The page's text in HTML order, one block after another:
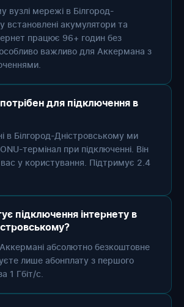
вузлі мережі в Білгород-
встановлені акумулятори та
працює 96+ годин без
важливо для Аккермана з
для підключення в
в Білгород-Дністровському ми
термінал при підключенні. Він
у користування. Підтримує 2.4
підключення інтернету в
абсолютно безкоштовне
лише абонплату з першого
1 Гбіт/с.